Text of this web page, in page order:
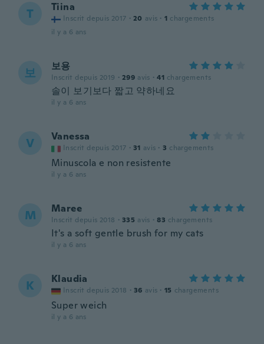
T Tiina
Inscrit depuis 2017 · 20 avis · 1 chargements
il y a 6 ans
보 보용
Inscrit depuis 2019 · 299 avis · 41 chargements
솔이 보기보다 짧고 약하네요
il y a 6 ans
V Vanessa
Inscrit depuis 2017 · 31 avis · 3 chargements
Minuscola e non resistente
il y a 6 ans
M Maree
Inscrit depuis 2018 · 335 avis · 83 chargements
It's a soft gentle brush for my cats
il y a 6 ans
K Klaudia
Inscrit depuis 2018 · 36 avis · 15 chargements
Super weich
il y a 6 ans